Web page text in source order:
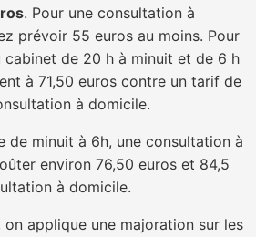
. Pour une consultation à
prévoir 55 euros au moins. Pour
cabinet de 20 h à minuit et de 6 h
à 71,50 euros contre un tarif de
à domicile.
de minuit à 6h, une consultation à
environ 76,50 euros et 84,5
à domicile.
applique une majoration sur les